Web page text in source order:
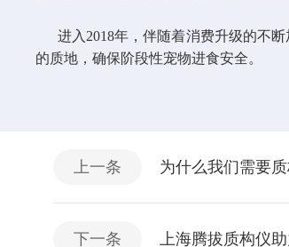
进入2018年，伴随着消费升级的不断
的质地，确保阶段性宠物进食安全。
上一条 为什么我们需要质
下一条 上海腾拔质构仪